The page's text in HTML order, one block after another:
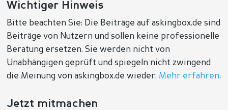
Wichtiger Hinweis
Bitte beachten Sie: Die Beiträge auf askingbox.de sind
Beiträge von Nutzern und sollen keine professionelle
Beratung ersetzen. Sie werden nicht von
Unabhängigen geprüft und spiegeln nicht zwingend
die Meinung von askingbox.de wieder. Mehr erfahren.
Jetzt mitmachen